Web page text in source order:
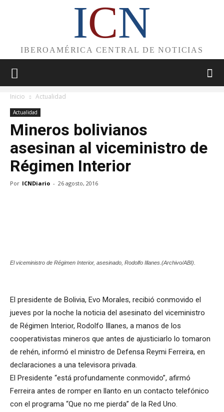
ICN
IBEROAMÉRICA CENTRAL DE NOTICIAS
Inicio Actualidad
Actualidad
Mineros bolivianos
asesinan al viceministro de
Régimen Interior
Por ICNDiario - 26 agosto, 2016
El viceministro de Régimen Interior, asesinado, Rodolfo Illanes.(Archivo/ABI).
El presidente de Bolivia, Evo Morales, recibió conmovido el
jueves por la noche la noticia del asesinato del viceministro
de Régimen Interior, Rodolfo Illanes, a manos de los
cooperativistas mineros que antes de ajusticiarlo lo tomaron
de rehén, informó el ministro de Defensa Reymi Ferreira, en
declaraciones a una televisora privada.
El Presidente “está profundamente conmovido”, afirmó
Ferreira antes de romper en llanto en un contacto telefónico
con el programa “Que no me pierda” de la Red Uno.